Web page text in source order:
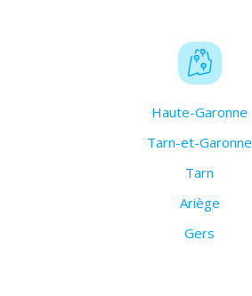
Haute-Garonne
Tarn-et-Garonne
Tarn
Ariège
Gers